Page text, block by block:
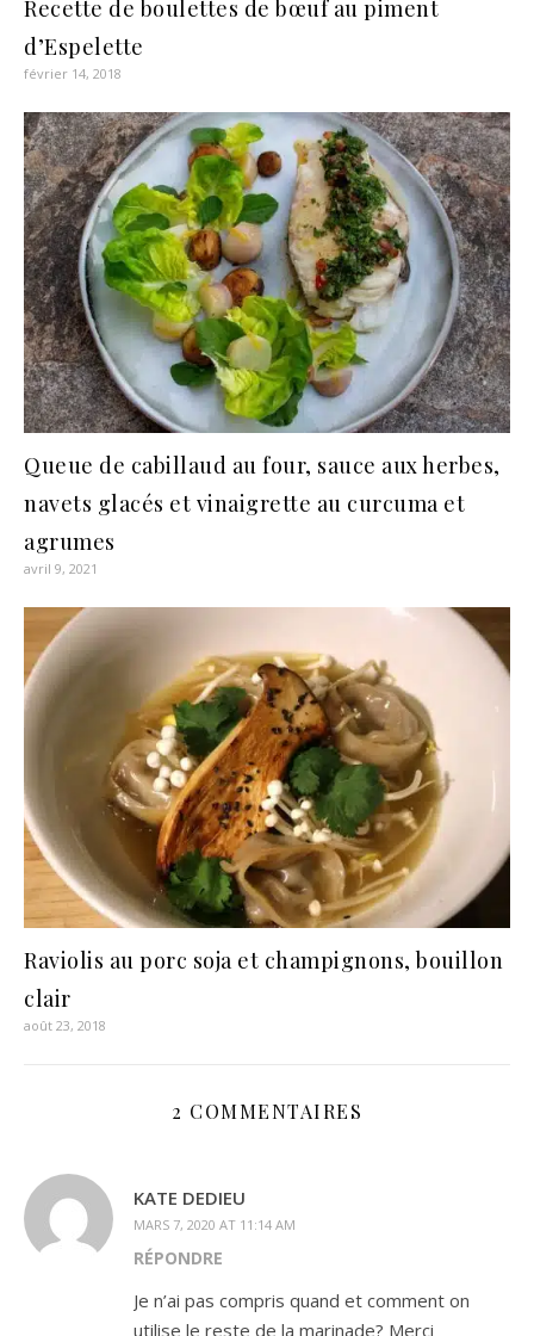
Recette de boulettes de bœuf au piment
d’Espelette
février 14, 2018
Queue de cabillaud au four, sauce aux herbes,
navets glacés et vinaigrette au curcuma et
agrumes
avril 9, 2021
Raviolis au porc soja et champignons, bouillon
clair
août 23, 2018
2 COMMENTAIRES
KATE DEDIEU
MARS 7, 2020 AT 11:14 AM
RÉPONDRE
Je n’ai pas compris quand et comment on
utilise le reste de la marinade? Merci